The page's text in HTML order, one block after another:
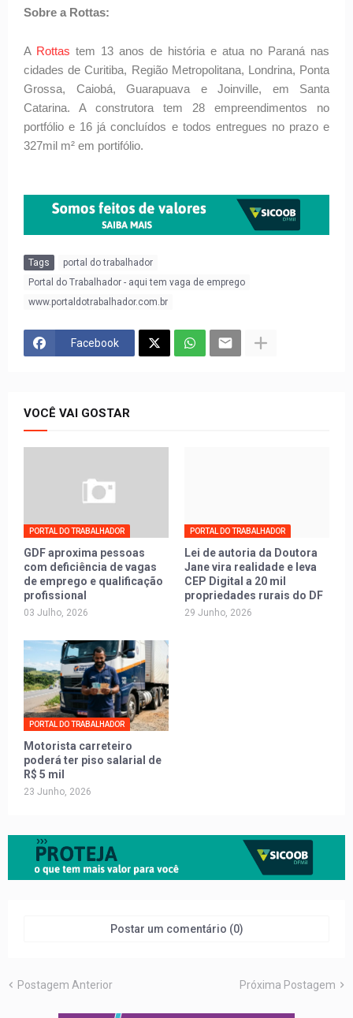
Sobre a Rottas:
A Rottas tem 13 anos de história e atua no Paraná nas
cidades de Curitiba, Região Metropolitana, Londrina, Ponta
Grossa, Caiobá, Guarapuava e Joinville, em Santa
Catarina. A construtora tem 28 empreendimentos no
portfólio e 16 já concluídos e todos entregues no prazo e
327mil m² em portifólio.
Tags
portal do trabalhador
Portal do Trabalhador - aqui tem vaga de emprego
www.portaldotrabalhador.com.br
Facebook
VOCÊ VAI GOSTAR
PORTAL DO TRABALHADOR
GDF aproxima pessoas
com deficiência de vagas
de emprego e qualificação
profissional
03 Julho, 2026
PORTAL DO TRABALHADOR
Lei de autoria da Doutora
Jane vira realidade e leva
CEP Digital a 20 mil
propriedades rurais do DF
29 Junho, 2026
PORTAL DO TRABALHADOR
Motorista carreteiro
poderá ter piso salarial de
R$ 5 mil
23 Junho, 2026
Postar um comentário (0)
Postagem Anterior Próxima Postagem